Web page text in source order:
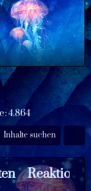
4.864
Inhalte suchen